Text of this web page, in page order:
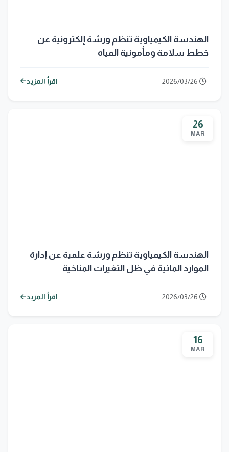
الهندسة الكيمياوية تنظم ورشة إلكترونية عن
خطط سلامة ومأمونية المياه
اقرأ المزيد
26
MAR
الهندسة الكيمياوية تنظم ورشة علمية عن إدارة
الموارد المائية في ظل التغيرات المناخية
اقرأ المزيد
16
MAR